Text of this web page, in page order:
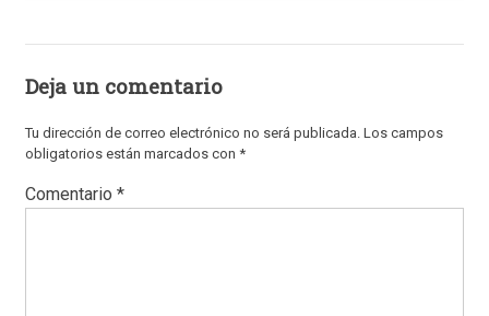
Deja un comentario
Tu dirección de correo electrónico no será publicada. Los campos
obligatorios están marcados con *
Comentario *